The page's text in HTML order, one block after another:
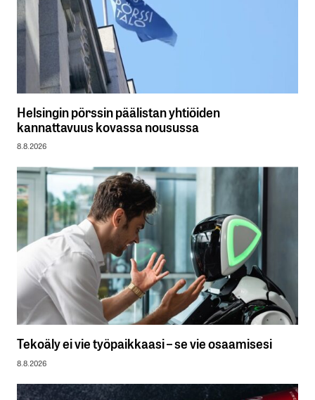
Helsingin pörssin päälistan yhtiöiden
kannattavuus kovassa nousussa
8.8.2026
Tekoäly ei vie työpaikkaasi – se vie osaamisesi
8.8.2026